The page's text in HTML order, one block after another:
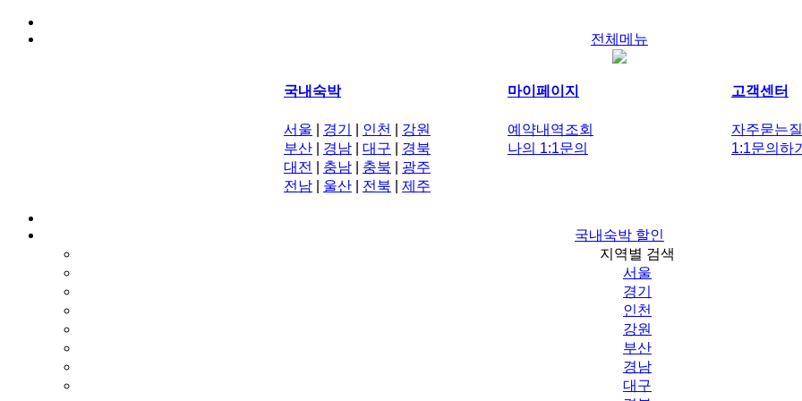
전체메뉴
국내숙박
서울 경기 인천
강원
부산
경남 대구
경북
대전
충남 충북
광주
전남
울산 전북 제주
마이페이지
예약내역조회
나의 1:1문의
고객센터
자주묻는
1:1문의하
국내숙박 할인
지역별 검색
서울
경기
인천
강원
부산
경남
대구